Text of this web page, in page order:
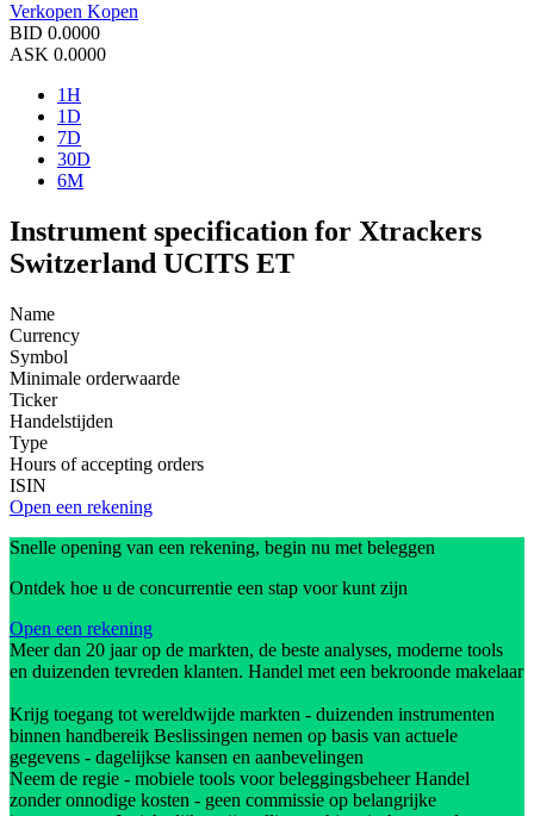
Verkopen Kopen
BID 0.0000
ASK 0.0000
1H
1D
7D
30D
6M
Instrument specification for Xtrackers
Switzerland UCITS ET
Name
Currency
Symbol
Minimale orderwaarde
Ticker
Handelstijden
Type
Hours of accepting orders
ISIN
Open een rekening
Snelle opening van een rekening, begin nu met beleggen
Ontdek hoe u de concurrentie een stap voor kunt zijn
Open een rekening
Meer dan 20 jaar op de markten, de beste analyses, moderne tools
en duizenden tevreden klanten. Handel met een bekroonde makelaar
Krijg toegang tot wereldwijde markten - duizenden instrumenten
binnen handbereik Beslissingen nemen op basis van actuele
gegevens - dagelijkse kansen en aanbevelingen
Neem de regie - mobiele tools voor beleggingsbeheer Handel
zonder onnodige kosten - geen commissie op belangrijke